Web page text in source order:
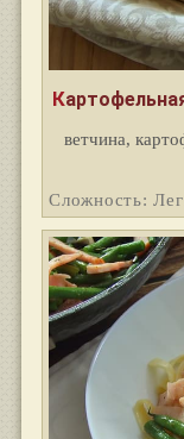
ветчина,
Сложность: